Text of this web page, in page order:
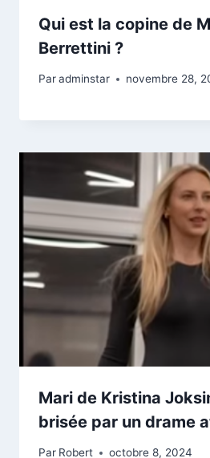
Qui est la copine de
Berrettini ?
Paradminstar novembre 28,
Mari de Kristina
brisée par un drame
Par Robert octobre 8, 2024